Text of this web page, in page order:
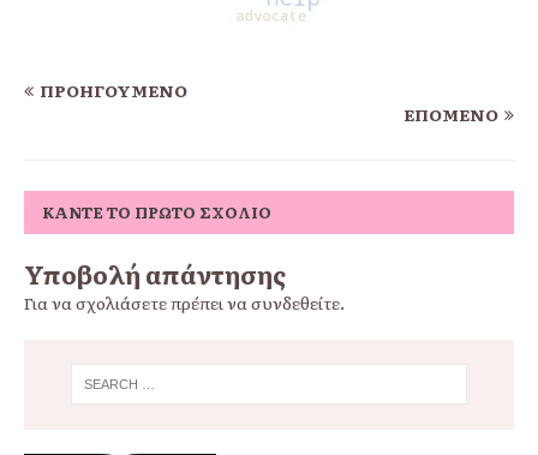
ΠΡΟΗΓΟΎΜΕΝΟ
ΕΠΌΜΕΝΟ
ΚΆΝΤΕ ΤΟ ΠΡΏΤΟ ΣΧΌΛΙΟ
Υποβολή απάντησης
Για να σχολιάσετε πρέπει νασυνδεθείτε.